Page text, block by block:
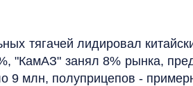
тягачей лидировал
занял 8% рынка,
9 млн, полуприцепов -